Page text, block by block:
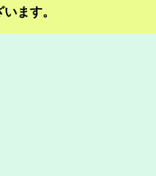
ます。